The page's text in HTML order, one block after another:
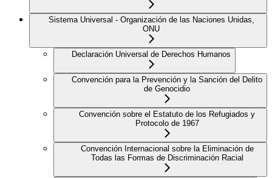
Sistema Universal - Organización de las Naciones Unidas,
ONU
Declaración Universal de Derechos Humanos
Convención para la Prevención y la Sanción del Delito
de Genocidio
Convención sobre el Estatuto de los Refugiados y
Protocolo de 1967
Convención Internacional sobre la Eliminación de
Todas las Formas de Discriminación Racial